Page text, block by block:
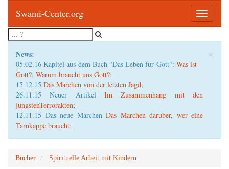
Toggle
Swami-Center.org
×
News:
05.02.16 Kapitel aus dem Buch "Das Leben fur Gott": Was ist
Gott?, Warum braucht uns Gott?;
15.12.15 Das Marchen von der letzten Jagd;
26.11.15 Neuer Artikel Im Zusammenhang mit den
jungstenTerrorakten;
12.11.15 Das neue Marchen Das Marchen daruber, wer eine
Tarnkappe braucht;
Bücher Spirituelle Arbeit mit Kindern